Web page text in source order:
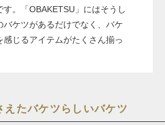
す。「OBAKETSU」にはそうし
バケツがあるだけでなく、バケ
感じるアイテムがたくさん揃っ
えたバケツらしいバケツ